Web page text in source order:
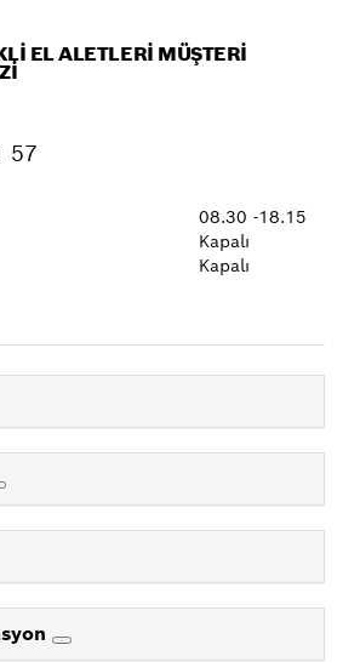
EL ALETLERI MÜŞTERI
57
08.30 -18.15
Kapalı
Kapalı